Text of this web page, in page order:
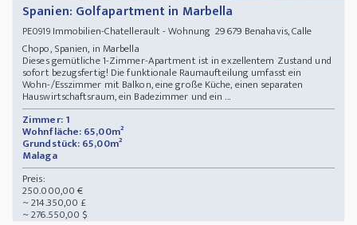
Spanien: Golfapartment in Marbella
PE0919Immobilien-Chatellerault - Wohnung 29679 Benahavis, Calle
Chopo, Spanien, in Marbella
Dieses gemütliche 1-Zimmer-Apartment ist in exzellentem Zustand und
sofort bezugsfertig! Die funktionale Raumaufteilung umfasst ein
Wohn-/Esszimmer mit Balkon, eine große Küche, einen separaten
Hauswirtschaftsraum, ein Badezimmer und ein ...
Zimmer: 1
Wohnfläche: 65,00m²
Grundstück: 65,00m²
Malaga
Preis:
250.000,00 €
~ 214.350,00 £
~ 276.550,00 $